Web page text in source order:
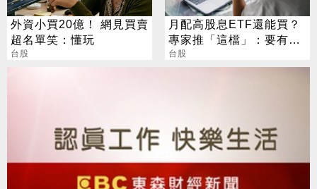
外資小買20億！ 網見買賣
超名單笑：懂玩
台股
月配高股息ETF還能買？
專家推「這檔」：要有耐
心會長大
台股